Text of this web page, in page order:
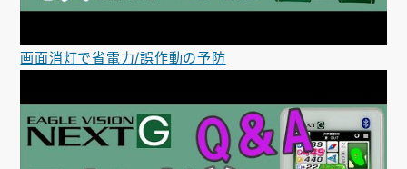
画面消灯で省電力/誤作動の予防